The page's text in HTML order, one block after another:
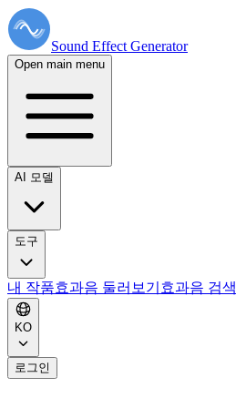
Sound Effect Generator
Open main menu
AI 모델
도구
내 작품효과음 둘러보기 효과음 검색
KO
로그인